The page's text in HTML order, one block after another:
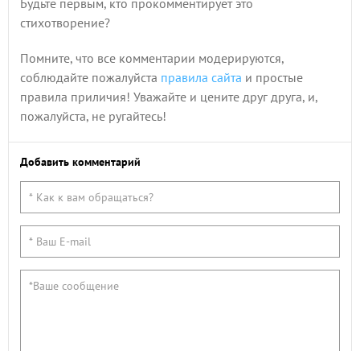
Будьте первым, кто прокомментирует это
стихотворение?
Помните, что все комментарии модерируются,
соблюдайте пожалуйста правила сайта и простые
правила приличия! Уважайте и цените друг друга, и,
пожалуйста, не ругайтесь!
Добавить комментарий